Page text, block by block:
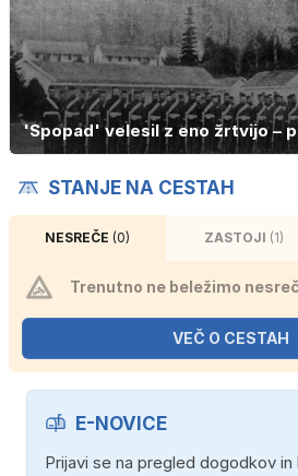
'Spopad' velesil z eno žrtvijo –
STANJE NA CESTAH
NESREČE (0) ZASTOJI (1)
Trenutno ne beležimo
VEČ O CESTAH
E-NOVICE
Prijavi se na pregled dogodkov